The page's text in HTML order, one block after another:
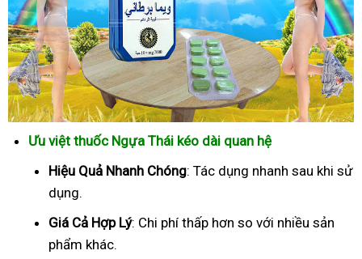
Ưu việt thuốc Ngựa Thái kéo dài quan hệ
Hiệu Quả Nhanh Chóng: Tác dụng nhanh sau khi sử
dụng.
Giá Cả Hợp Lý: Chi phí thấp hơn so với nhiều sản
phẩm khác.